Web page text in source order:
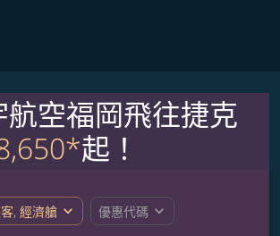
空福岡飛往捷克
起！
, 經濟艙 expand_more 優惠代碼 expand_more